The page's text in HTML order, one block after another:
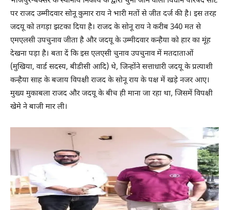
पर राजद उम्मीदवार सोनू कुमार राय ने भारी मतों से जीत दर्ज की है। इस तरह
जदयू को तगड़ा झटका दिया है। राजद के सोनू राय ने करीब 340 मत से
एमएलसी उपचुनाव जीता है और जदयू के उम्मीदवार कन्हैया को हार का मूंह
देखना पड़ा है। बता दें कि इस एलएसी चुनाव उपचुनाव में मतदाताओं
(मुखिया, वार्ड सदस्य, बीडीसी आदि) थे, जिन्होंने सत्ताधारी जदयू के प्रत्याशी
कन्हैया साह के बजाय विपक्षी राजद के सोनू राय के पक्ष में खड़े नजर आए।
मुख्य मुकाबला राजद और जदयू के बीच ही माना जा रहा था, जिसमें विपक्षी
खेमे ने बाजी मार ली।